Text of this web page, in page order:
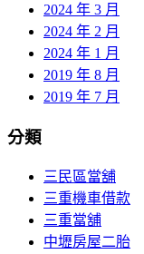
2024 年 3 月
2024 年 2 月
2024 年 1 月
2019 年 8 月
2019 年 7 月
分類
三民區當舖
三重機車借款
三重當舖
中壢房屋二胎